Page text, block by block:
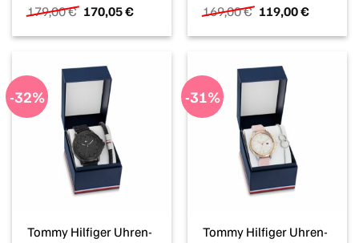
179,00€ Ursprünglicher
Preis
war:
170,05€Aktueller
ist:
169,00€ Ursprünglicher
Preis
war:
119,00€Aktueller
ist:
-32%
Tommy Hilfiger Uhren-
-31%
Tommy Hilfiger Uhren-